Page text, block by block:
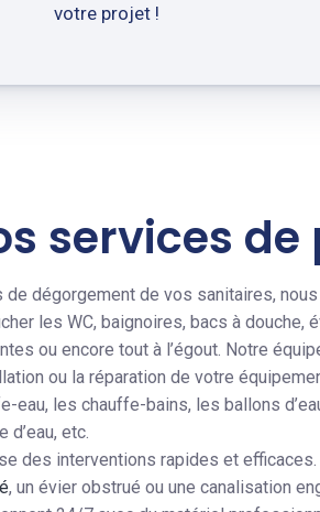
votre projet !
services
de dégorgement de vos sanitaires,
les WC, baignoires, bacs à douche,
ou encore tout à l’égout. Notre
ou la réparation de votre
eau, les chauffe-bains, les ballons
d’eau, etc.
des interventions rapides et
, un évier obstrué ou une canalisation